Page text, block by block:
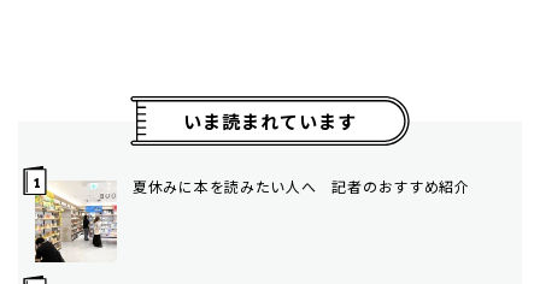
いま読まれています
夏休みに本を読みたい人へ 記者のおすすめ紹介